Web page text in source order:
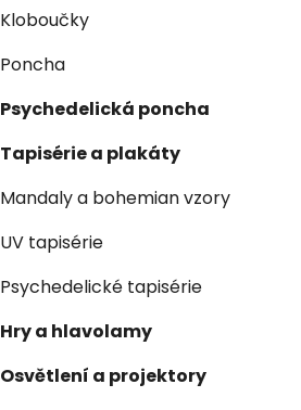
Kloboučky
Poncha
Psychedelická poncha
Tapisérie a plakáty
Mandaly a bohemian vzory
UV tapisérie
Psychedelické tapisérie
Hry a hlavolamy
Osvětlení a projektory